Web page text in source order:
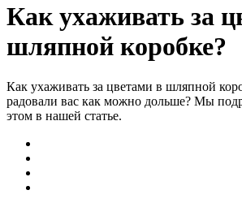
Как ухаживать за
шляпной коробке?
Как ухаживать за цветами в шляпной
радовали вас как можно дольше? Мы
этом в нашей статье.